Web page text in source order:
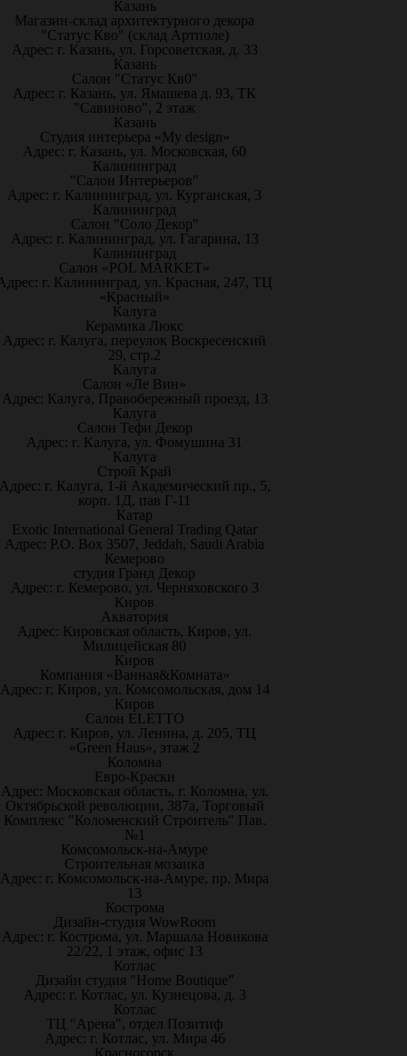
Казань
Магазин-склад архитектурного декора
"Статус Кво" (склад Артполе)
Адрес: г. Казань, ул. Горсоветская, д. 33
Казань
Салон "Статус Кв0"
Адрес: г. Казань, ул. Ямашева д. 93, ТК
"Савиново", 2 этаж
Казань
Студия интерьера «My design»
Адрес: г. Казань, ул. Московская, 60
Калининград
"Салон Интерьеров"
Адрес: г. Калининград, ул. Курганская, 3
Калининград
Салон "Соло Декор"
Адрес: г. Калининград, ул. Гагарина, 13
Калининград
Салон «POL MARKET»
г. Калининград, ул. Красная, 247, ТЦ
«Красный»
Калуга
Керамика Люкс
Адрес: г. Калуга, переулок Воскресенский
29, стр.2
Калуга
Салон «Ле Вин»
Адрес: Калуга, Правобережный проезд, 13
Калуга
Салон Тефи Декор
Адрес: г. Калуга, ул. Фомушина 31
Калуга
Строй Край
г. Калуга, 1-й Академический пр., 5,
корп. 1Д, пав Г-11
Катар
Exotic International General Trading Qatar
Адрес: P.O. Box 3507, Jeddah, Saudi Arabia
Кемерово
студия Гранд Декор
Адрес: г. Кемерово, ул. Черняховского 3
Киров
Акватория
Адрес: Кировская область, Киров, ул.
Милицейская 80
Киров
Компания «Ванная&Комната»
Адрес: г. Киров, ул. Комсомольская, дом 14
Киров
Салон ELETTO
Адрес: г. Киров, ул. Ленина, д. 205, ТЦ
«Green Haus», этаж 2
Коломна
Евро-Краски
Адрес: Московская область, г. Коломна, ул.
Октябрьской революции, 387а, Торговый
Комплекс "Коломенский Строитель" Пав.
№1
Комсомольск-на-Амуре
Строительная мозаика
Адрес: г. Комсомольск-на-Амуре, пр. Мира
13
Кострома
Дизайн-студия WowRoom
Адрес: г. Кострома, ул. Маршала Новикова
22/22, 1 этаж, офис 13
Котлас
Дизайн студия "Home Boutique"
Адрес: г. Котлас, ул. Кузнецова, д. 3
Котлас
ТЦ "Арена", отдел Позитиф
Адрес: г. Котлас, ул. Мира 46
Красногорск